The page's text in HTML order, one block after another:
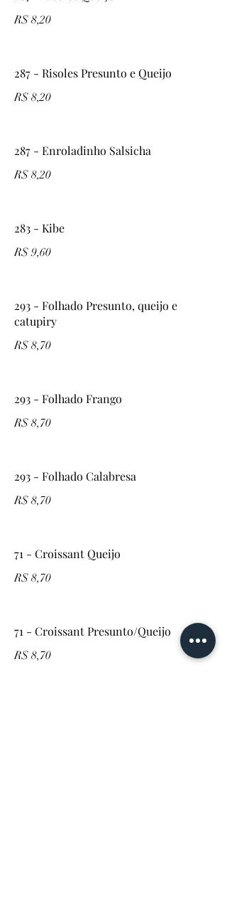
R$ 8,20
287 - Risoles Presunto e Queijo
R$ 8,20
287 - Enroladinho Salsicha
R$ 8,20
283 - Kibe
R$ 9,60
293 - Folhado Presunto, queijo e
catupiry
R$ 8,70
293 - Folhado Frango
R$ 8,70
293 - Folhado Calabresa
R$ 8,70
71 - Croissant Queijo
R$ 8,70
71 - Croissant Presunto/Queijo
R$ 8,70